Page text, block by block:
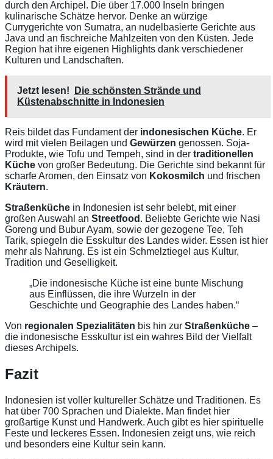
durch den Archipel. Die über 17.000 Inseln bringen
kulinarische Schätze hervor. Denke an würzige
Currygerichte von Sumatra, an nudelbasierte Gerichte aus
Java und an fischreiche Mahlzeiten von den Küsten. Jede
Region hat ihre eigenen Highlights dank verschiedener
Kulturen und Landschaften.
Jetzt lesen!
Die schönsten Strände und
Küstenabschnitte in Indonesien
Reis bildet das Fundament der indonesischen Küche. Er
wird mit vielen Beilagen und Gewürzen genossen. Soja-
Produkte, wie Tofu und Tempeh, sind in der traditionellen
Küche von großer Bedeutung. Die Gerichte sind bekannt für
scharfe Aromen, den Einsatz von Kokosmilch und frischen
Kräutern.
Straßenküche in Indonesien ist sehr belebt, mit einer
großen Auswahl an Streetfood . Beliebte Gerichte wie Nasi
Goreng und Bubur Ayam, sowie der gezogene Tee, Teh
Tarik, spiegeln die Esskultur des Landes wider. Essen ist hier
mehr als Nahrung. Es ist ein Schmelztiegel aus Kultur,
Tradition und Geselligkeit.
„Die indonesische Küche ist eine bunte Mischung
aus Einflüssen, die ihre Wurzeln in der
Geschichte und Geographie des Landes haben.“
Von regionalen Spezialitäten bis hin zur Straßenküche –
die indonesische Esskultur ist ein wahres Bild der Vielfalt
dieses Archipels.
Fazit
Indonesien ist voller kultureller Schätze und Traditionen. Es
hat über 700 Sprachen und Dialekte. Man findet hier
großartige Kunst und Handwerk. Auch gibt es hier spirituelle
Feste und leckeres Essen. Indonesien zeigt uns, wie reich
und besonders eine Kultur sein kann.